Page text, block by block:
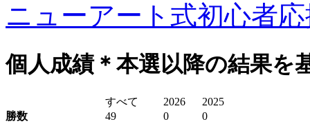
ニューアート式初心者
個人成績＊本選以降の結果を
すべて 2026
2025
勝数
49 0
0